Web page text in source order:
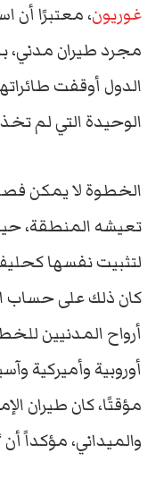
غوريون،معتبرًاأن
مجردطيرانمدني،
الدولأوقفت
الوحيدةالتيلم
الخطوةلايمكن
تعيشهالمنطقة،
لتثبيتنفسها
كانذلكعلىحساب
أرواح المدنيين
أوروبيةوأميركية
مؤقتًا،كانطيران
والميداني،مؤكداًأن